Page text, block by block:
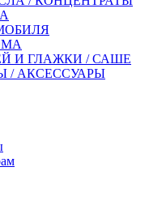
И ГЛАЖКИ / САШЕ
/ АКСЕССУАРЫ